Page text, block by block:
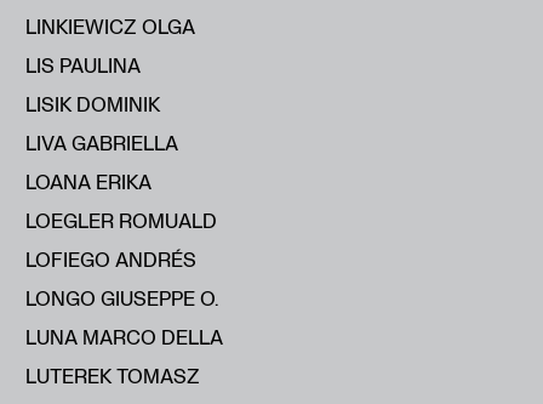
LINKIEWICZ OLGA
LIS PAULINA
LISIK DOMINIK
LIVA GABRIELLA
LOANA ERIKA
LOEGLER ROMUALD
LOFIEGO ANDRÉS
LONGO GIUSEPPE O.
LUNA MARCO DELLA
LUTEREK TOMASZ